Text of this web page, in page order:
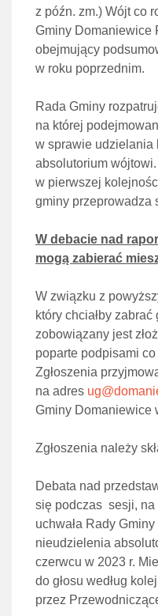
z późn. zm.) Wójt co
Gminy Domaniewice
obejmujący
w roku poprzednim.
Rada Gminy
na której
w sprawie udzielania
absolutorium
w pierwszej
gminy przeprowadza
W debacie nad
mogą zabierać
W związku z
który chciałby zabrać
zobowiązany jest
poparte podpisami
Zgłoszenia
na adres
Gminy Domaniewice
Zgłoszenia należy
Debata nad
się podczas sesji, na
uchwała Rady
nieudzielenia
czerwcu w 2023 r.
do głosu według
przez